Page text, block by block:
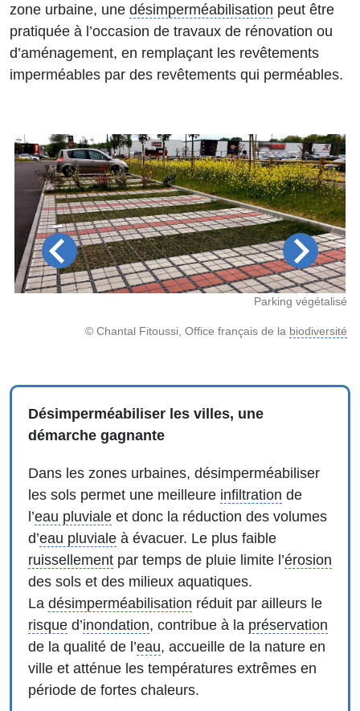
zone urbaine, une désimperméabilisation peut être
pratiquée à l’occasion de travaux de rénovation ou
d’aménagement, en remplaçant les revêtements
imperméables par des revêtements qui perméables.
Parking végétalisé
© Chantal Fitoussi, Office français de la biodiversité
Désimperméabiliser les villes, une
démarche gagnante
Dans les zones urbaines, désimperméabiliser
les sols permet une meilleure infiltration de
l’eau pluviale et donc la réduction des volumes
d’eau pluviale à évacuer. Le plus faible
ruissellement par temps de pluie limite l’érosion
des sols et des milieux aquatiques.
La désimperméabilisation réduit par ailleurs le
risque d’inondation, contribue à la préservation
de la qualité de l’eau, accueille de la nature en
ville et atténue les températures extrêmes en
période de fortes chaleurs.